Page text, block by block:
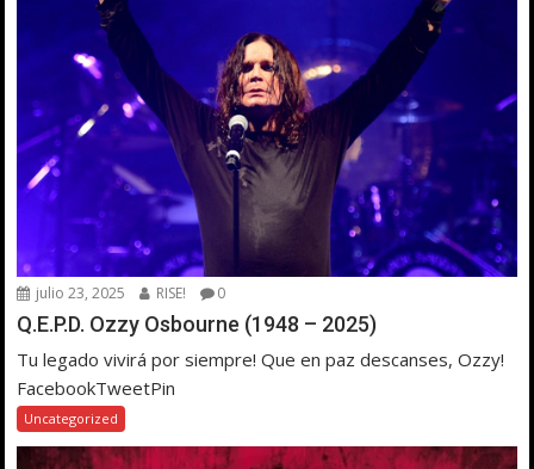
julio 23, 2025 RISE! 0
Q.E.P.D. Ozzy Osbourne (1948 – 2025)
Tu legado vivirá por siempre! Que en paz descanses, Ozzy!
FacebookTweetPin
Uncategorized